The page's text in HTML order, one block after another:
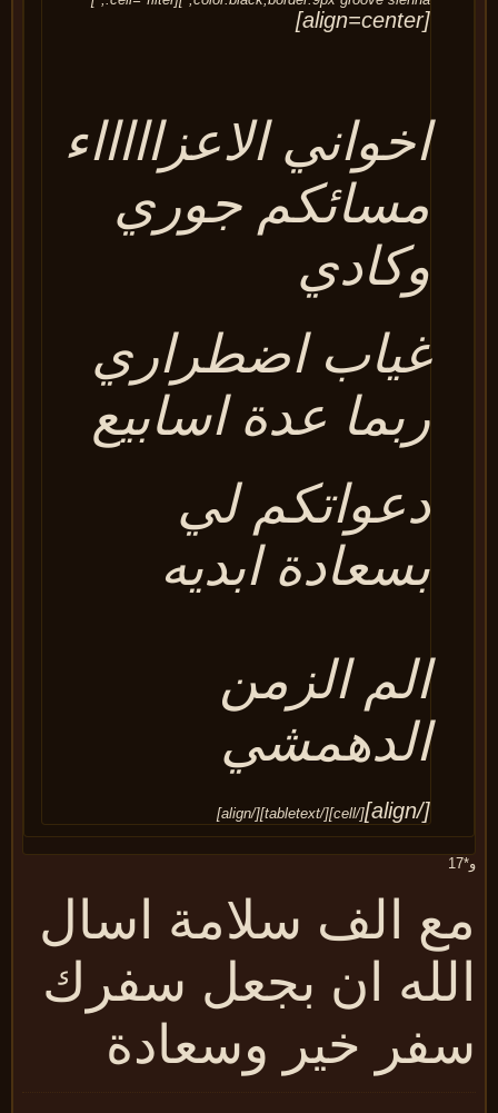
اخواني الاعزاااااء
مسائكم جوري
وكادي
غياب اضطراري
ربما عدة اسابيع
دعواتكم لي
بسعادة ابديه
الم الزمن
الدهمشي
[/cell][/tabletext][/align]
الف سلامة اسال
ان بجعل سفرك
خير وسعادة